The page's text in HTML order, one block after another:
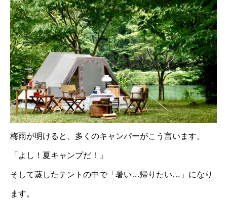
梅雨が明けると、多くのキャンパーがこう言います。
「よし！夏キャンプだ！」
そして蒸したテントの中で「暑い…帰りたい…」になり
ます。